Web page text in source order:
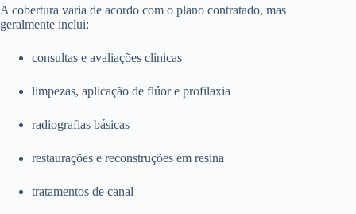
A cobertura varia de acordo com o plano contratado, mas
geralmente inclui:
consultas e avaliações clínicas
limpezas, aplicação de flúor e profilaxia
radiografias básicas
restaurações e reconstruções em resina
tratamentos de canal